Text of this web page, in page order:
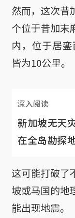
然而，这次昔
个位于昔加末
内，位于居
皆为10公里。
深入阅读
新加坡无天
在全岛勘探
这可能打破了
坡或马国的地
能出现地震。